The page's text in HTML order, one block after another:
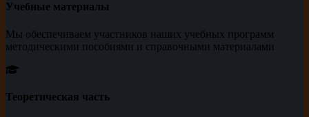
Учебные материалы
Мы обеспечиваем участников наших учебных программ
методическими пособиями и справочными материалами
Теоретическая часть